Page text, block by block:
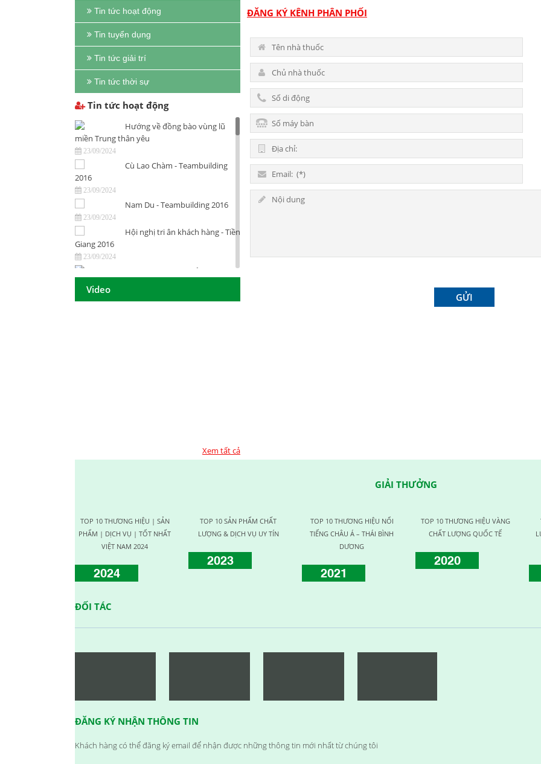
ĐĂNG KÝ KÊNH PHÂN PHỐI
Tin tức hoạt động
Tin tuyển dụng
Tin tức giải trí
Tin tức thời sự
Tin tức hoạt động
Hướng về đồng bào vùng lũ
miền Trung thân yêu
23/09/2024
Cù Lao Chàm - Teambuilding
2016
23/09/2024
Nam Du - Teambuilding 2016
23/09/2024
Hội nghị tri ân khách hàng - Tiền
Giang 2016
23/09/2024
DAISON GROUP Quảng Ngãi -
Hội nghị tri ân khách hàng 2016
NĂM THÀNH LẬP
23/09/2024
HỘI NGHỊ TRI ÂN KHÁCH HÀNG
23/09/2024
TỔNG KẾT HOẠT ĐỘNG KINH
TRIỂN NĂM 2018
23/09/2024
NƠI TÌNH YÊU BẮT ĐẦU!
Đồng hành cùng team building
Video
Xem tất cả
GIẢI THƯỞNG
TOP 10 THƯƠNG HIỆU | SẢN
PHẨM | DỊCH VỤ | TỐT NHẤT
VIỆT NAM 2024
2024
TOP 10 SẢN PHẨM CHẤT
LƯỢNG & DỊCH VỤ UY TÍN
2023
TOP 10 THƯƠNG HIỆU NỔI
TIẾNG CHÂU Á – THÁI BÌNH
DƯƠNG
2021
TOP 10 THƯƠNG HIỆU VÀNG
CHẤT LƯỢNG QUỐC TẾ
2020
ĐỐI TÁC
ĐĂNG KÝ NHẬN THÔNG TIN
Khách hàng có thể đăng ký email để nhận được những thông tin mới nhất từ chúng tôi